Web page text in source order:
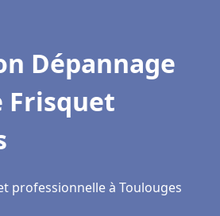
Dépannage
Frisquet
professionnelle à Toulouges